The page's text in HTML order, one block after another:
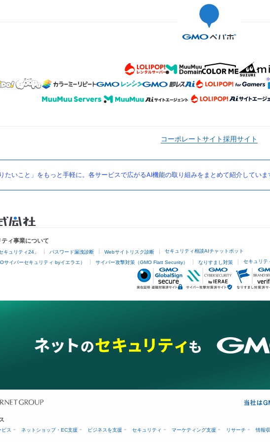
コーポレートサイト採用サイト
たいこと」をもっと手軽に。各サービスで広がるAI機能の取り組みをまとめて紹介していま
ィ事業について
キュリティ24」 パスワード漏洩診断 Webサイトリスク診断 セキュリティ相談AIチャットボット
サイバーセキュリティ byイエラエ） サイバー攻撃対策（GMO Flatt Security） なりすまし対策 セキュリテ
ス ネットショップ・EC支援 ビジネスを支援 セキュリティ マーケティング支援 リサーチ 情報